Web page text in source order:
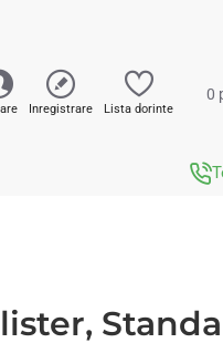
Inregistrare Lista dorinte
0